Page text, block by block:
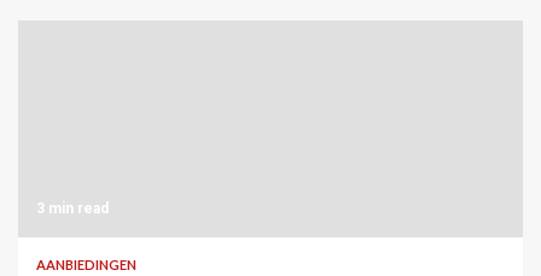
3 min read
AANBIEDINGEN